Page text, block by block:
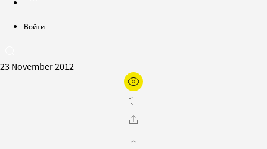
Войти
23 November 2012